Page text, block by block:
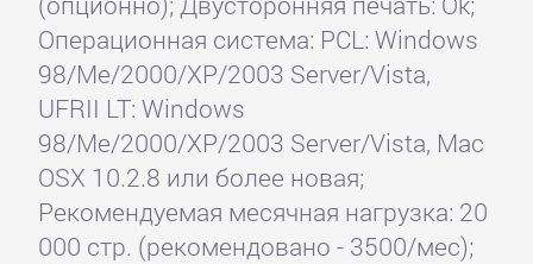
Операционная система: PCL: Windows
98/Me/2000/XP/2003 Server/Vista,
UFRII LT: Windows
98/Me/2000/XP/2003 Server/Vista, Mac
OSX 10.2.8 или более новая;
Рекомендуемая месячная нагрузка: 20
000 стр. (рекомендовано - 3500/мес);